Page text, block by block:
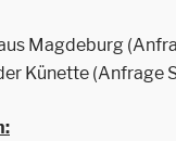
Magdeburg
Künette (Anfrage